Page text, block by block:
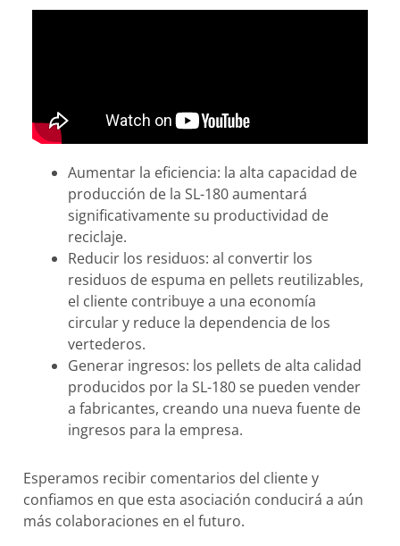
Aumentar la eficiencia: la alta capacidad de
producción de la SL-180 aumentará
significativamente su productividad de
reciclaje.
Reducir los residuos: al convertir los
residuos de espuma en pellets reutilizables,
el cliente contribuye a una economía
circular y reduce la dependencia de los
vertederos.
Generar ingresos: los pellets de alta calidad
producidos por la SL-180 se pueden vender
a fabricantes, creando una nueva fuente de
ingresos para la empresa.
Esperamos recibir comentarios del cliente y
confiamos en que esta asociación conducirá a aún
más colaboraciones en el futuro.